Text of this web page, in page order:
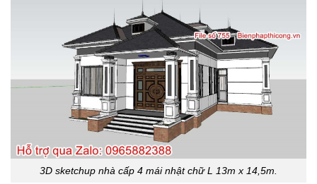
3D sketchup nhà cấp 4 mái nhật chữ L 13m x 14,5m.